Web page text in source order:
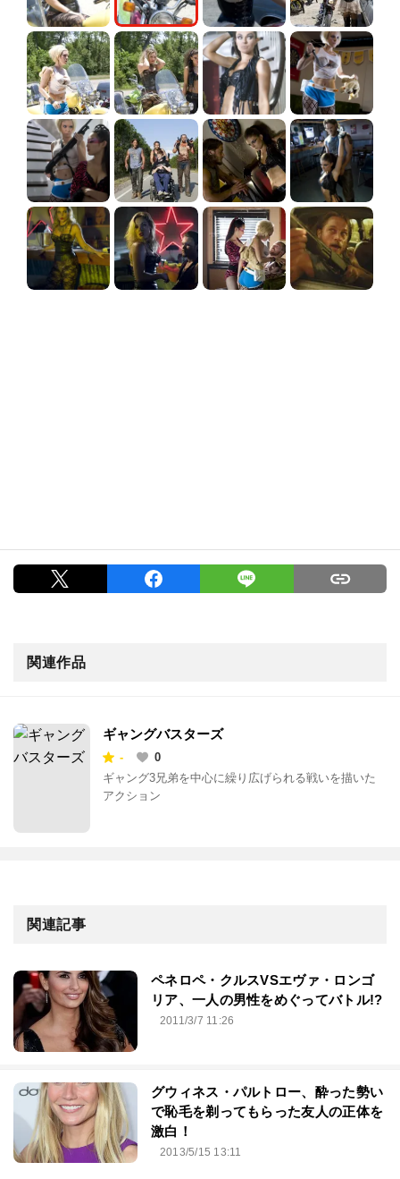
関連作品
ギャングバスターズ
-
0
ギャング3兄弟を中心に繰り広げられる戦いを描いた
アクション
関連記事
ペネロペ・クルスVSエヴァ・ロンゴ
リア、一人の男性をめぐってバトル!?
2011/3/7 11:26
グウィネス・パルトロー、酔った勢い
で恥毛を剃ってもらった友人の正体を
激白！
2013/5/15 13:11